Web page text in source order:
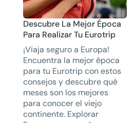
Descubre La Mejor Época
Para Realizar Tu Eurotrip
¡Viaja seguro a Europa!
Encuentra la mejor época
para tu Eurotrip con estos
consejos y descubre qué
meses son los mejores
para conocer el viejo
continente. Explorar